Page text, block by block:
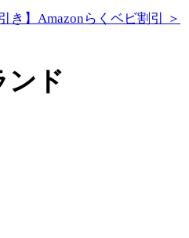
き】Amazonらくベビ割引 ＞
ンド